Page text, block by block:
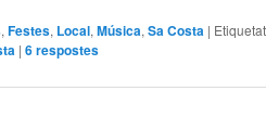
,Festes, Local,Música,Sa Costa |
|6respostes